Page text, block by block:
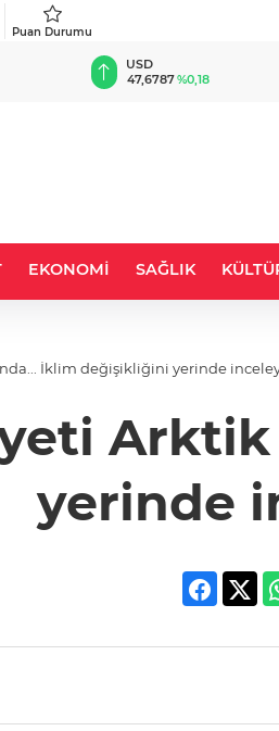
Puan Durumu
EUR
55,1254%0,32
EKONOMİ SAĞLIK
İklim değişikliğini yerinde
yerinde